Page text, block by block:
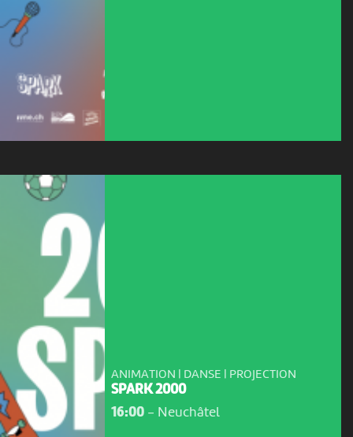
ANIMATION | DANSE | PROJECTION
SPARK 2000
16:00- Neuchâtel